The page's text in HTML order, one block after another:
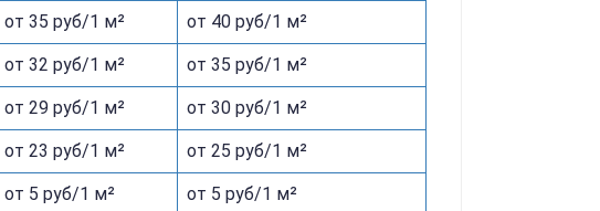
от 35 руб/1 м² от 40 руб/1 м²
от 32 руб/1 м² от 35 руб/1 м²
от 29 руб/1 м² от 30 руб/1 м²
от 23 руб/1 м² от 25 руб/1 м²
от 5 руб/1 м² от 5 руб/1 м²